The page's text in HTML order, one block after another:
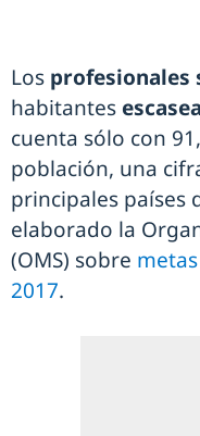
Los profesionales
habitantes
cuenta sólo con
población, una
principales países
elaborado la
(OMS) sobre
2017.